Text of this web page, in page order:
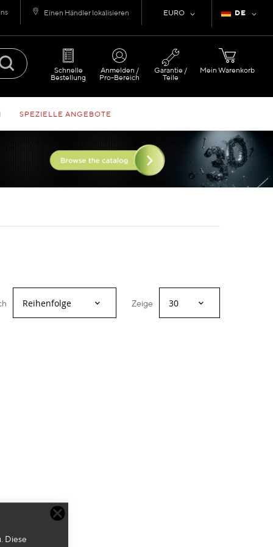
Diese
Sprache
DE
Währung
EURO
Einen Händler lokalisieren
Mein Warenkorb
Schnelle
Bestellung
Anmelden /
Pro-Bereich
Garantie /
Teile
SPEZIELLE ANGEBOTE
Zeige